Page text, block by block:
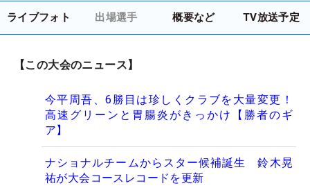
ライブフォト 出場選手 概要など TV放送予定
【この大会のニュース】
今平周吾、6勝目は珍しくクラブを大量変更！
高速グリーンと胃腸炎がきっかけ【勝者のギ
ア】
ナショナルチームからスター候補誕生 鈴木晃
祐が大会コースレコードを更新